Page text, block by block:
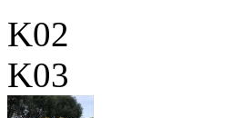
K02
K03